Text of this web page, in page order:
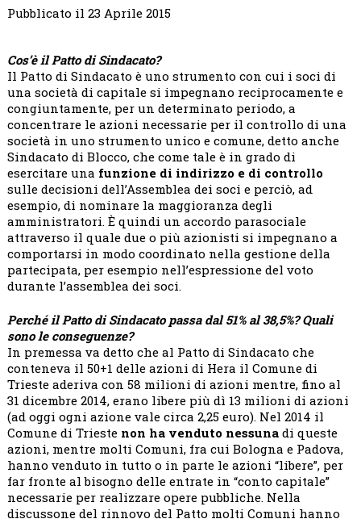
Pubblicato il 23 Aprile 2015
Cos’è il Patto di Sindacato?
Il Patto di Sindacato è uno strumento con cui i soci di
una società di capitale si impegnano reciprocamente e
congiuntamente, per un determinato periodo, a
concentrare le azioni necessarie per il controllo di una
società in uno strumento unico e comune, detto anche
Sindacato di Blocco, che come tale è in grado di
esercitare una funzione di indirizzo e di controllo
sulle decisioni dell’Assemblea dei soci e perciò, ad
esempio, di nominare la maggioranza degli
amministratori. È quindi un accordo parasociale
attraverso il quale due o più azionisti si impegnano a
comportarsi in modo coordinato nella gestione della
partecipata, per esempio nell’espressione del voto
durante l’assemblea dei soci.
Perché il Patto di Sindacato passa dal 51% al 38,5%? Quali
sono le conseguenze?
In premessa va detto che al Patto di Sindacato che
conteneva il 50+1 delle azioni di Hera il Comune di
Trieste aderiva con 58 milioni di azioni mentre, fino al
31 dicembre 2014, erano libere più dì 13 milioni di azioni
(ad oggi ogni azione vale circa 2,25 euro). Nel 2014 il
Comune di Trieste non ha venduto nessunadi queste
azioni, mentre molti Comuni, fra cui Bologna e Padova,
hanno venduto in tutto o in parte le azioni “libere”, per
far fronte al bisogno delle entrate in “conto capitale”
necessarie per realizzare opere pubbliche. Nella
discussone del rinnovo del Patto molti Comuni hanno